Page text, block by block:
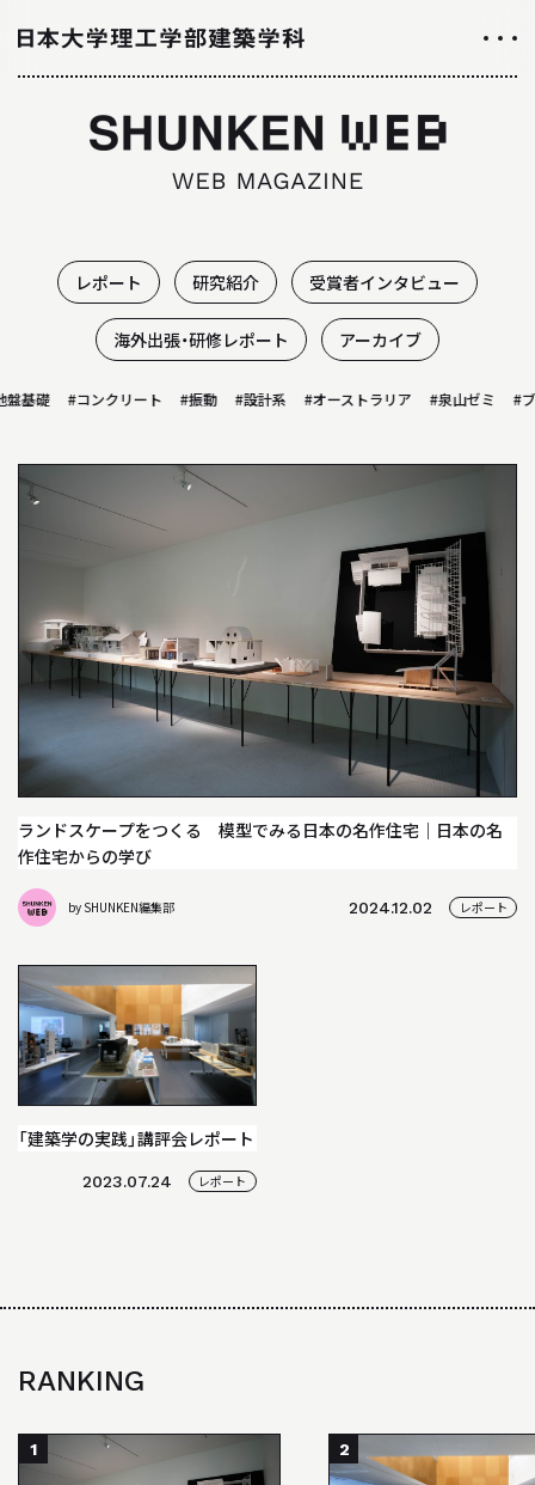
日大理工学部建築学科のすべて
INTRODUCTION
01学科の特徴について
02カリキュラムについて
授業や取り組み
05研究室について
INFORMATION
インフォメーション
入試情報
アクセス
WEB MAGAZINE
WEBマガジン「SHUNKEN WEB」
BACK NUMBER「駿建（1996 - 2021）」
スタジオワークス
リンク
レポート 研究紹介 受賞者インタビュー
海外出張・研修レポート アーカイブ
基礎 #コンクリート #振動 #設計系 #オーストラリア #泉山ゼミ #
ランドスケープをつくる 模型でみる日本の名作住宅｜日本の名
作住宅からの学び
by SHUNKEN編集部 2024.12.02 レポート
「建築学の実践」講評会レポート
2023.07.24 レポート
RANKING
1 2